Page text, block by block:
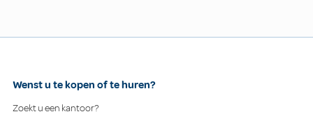
Wenst u te kopen of te huren?
Zoekt u een kantoor?